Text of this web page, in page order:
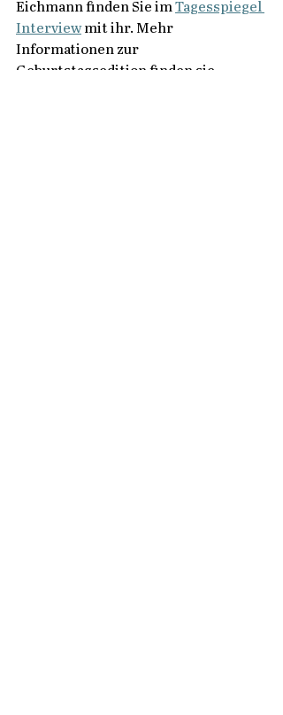
Eichmann finden Sie im Tagesspiegel
Interview mit ihr. Mehr
Informationen zur
Geburtstagsedition finden sie